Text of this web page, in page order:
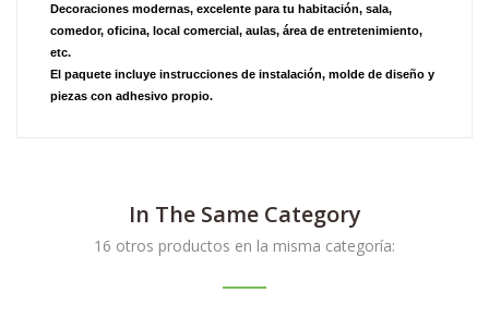
Decoraciones modernas, excelente para tu habitación, sala,
comedor, oficina, local comercial, aulas, área de entretenimiento,
etc.
El paquete incluye instrucciones de instalación, molde de diseño y
piezas con adhesivo propio.
In The Same Category
16 otros productos en la misma categoría: